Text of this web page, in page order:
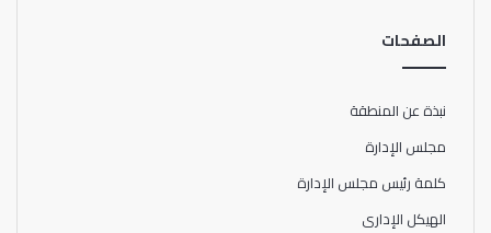
الصفحات
نبذة عن المنطقة
مجلس الإدارة
كلمة رئيس مجلس الإدارة
الهيكل الإدارى